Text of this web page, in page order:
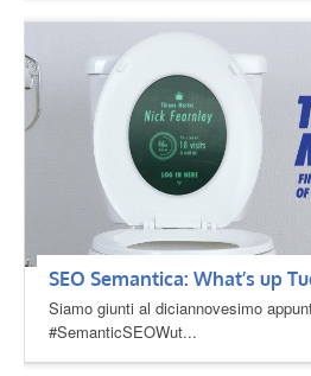
SEO Semantica: What’s up
Siamo giunti al diciannovesimo
#SemanticSEOWut...